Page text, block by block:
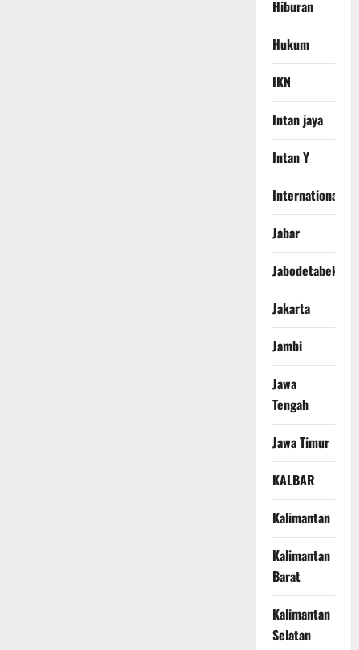
Hiburan
Hukum
IKN
Intan jaya
Intan Y
International
Jabar
Jabodetabek
Jakarta
Jambi
Jawa
Tengah
Jawa Timur
KALBAR
Kalimantan
Kalimantan
Barat
Kalimantan
Selatan